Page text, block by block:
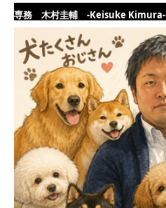
専務 木村圭輔 -Keisuke Kimura-